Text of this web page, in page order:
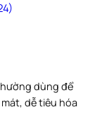
dễ tiêu hóa